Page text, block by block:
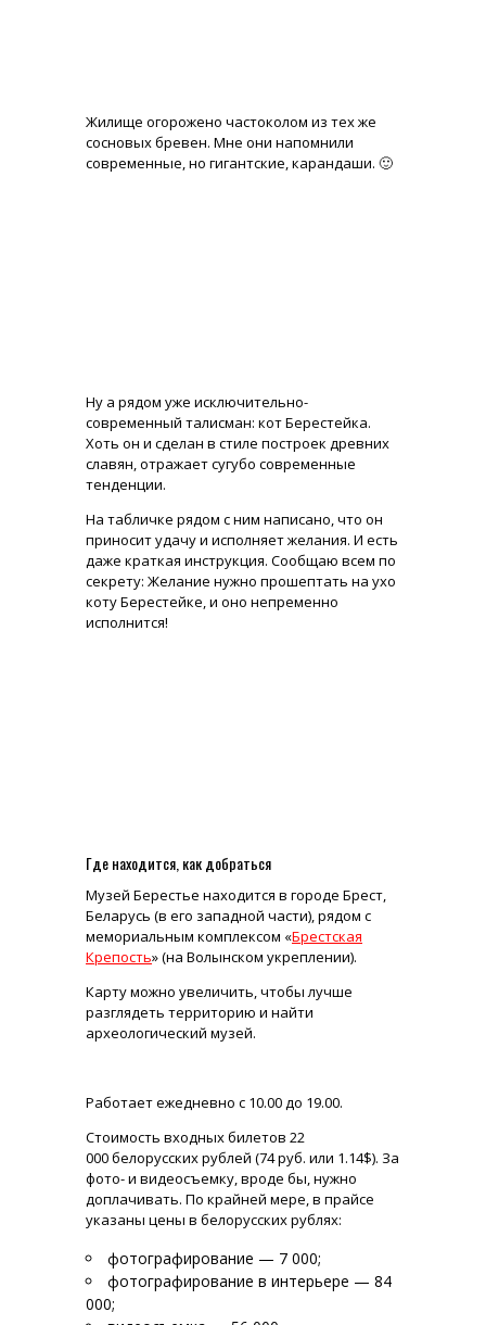
Жилище огорожено частоколом из тех же
сосновых бревен. Мне они напомнили
современные, но гигантские, карандаши. 🙂
Ну а рядом уже исключительно-
современный талисман: кот Берестейка.
Хоть он и сделан в стиле построек древних
славян, отражает сугубо современные
тенденции.
На табличке рядом с ним написано, что он
приносит удачу и исполняет желания. И есть
даже краткая инструкция. Сообщаю всем по
секрету: Желание нужно прошептать на ухо
коту Берестейке, и оно непременно
исполнится!
Где находится, как добраться
Музей Берестье находится в городе Брест,
Беларусь (в его западной части), рядом с
мемориальным комплексом «Брестская
Крепость» (на Волынском укреплении).
Карту можно увеличить, чтобы лучше
разглядеть территорию и найти
археологический музей.
Работает ежедневно с 10.00 до 19.00.
Стоимость входных билетов 22
000 белорусских рублей (74 руб. или 1.14$). За
фото- и видеосъемку, вроде бы, нужно
доплачивать. По крайней мере, в прайсе
указаны цены в белорусских рублях:
фотографирование — 7 000;
фотографирование в интерьере — 84
000;